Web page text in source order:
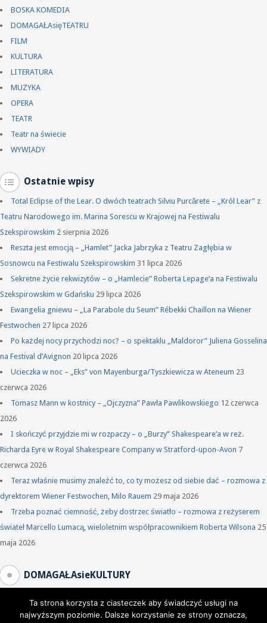
BOSKA KOMEDIA
DOMAGAŁAsięTEATRU
FILM
KULTURA
LITERATURA
MUZYKA
OPERA
TEATR
Teatr na świecie
WYWIADY
Ostatnie wpisy
Total Eclipse of the Lear. O dwóch teatrach Silviu Purcărete – „Król Lear” z
Teatru Narodowego im. Marina Sorescu w Krajowej na Festiwalu
Szekspirowskim 2 sierpnia 2026
Reszta jest emocją – „Hamlet” Jacka Jabrzyka z Teatru Zagłębia w
Sosnowcu na Festiwalu Szekspirowskim 31 lipca 2026
Sekretne życie rekwizytów – o „Hamlecie” Roberta Lepage’a na Festiwalu
Szekspirowskim w Gdańsku 29 lipca 2026
Ewangelia gniewu – „La Parabole du Seum” Rébekki Chaillon na Wiener
Festwochen 27 lipca 2026
Po każdej nocy przychodzi noc? – o spektaklu „Maldoror” Juliena Gosselina
na Festival d’Avignon 20 lipca 2026
Ucieczka w noc – „Eks” von Mayenburga/Tyszkiewicza w Ateneum 23
czerwca 2026
Tomasz Mann w kostnicy – „Ojczyzna” Pawła Pawlikowskiego 12 czerwca
2026
I skończyć przyjdzie mi w rozpaczy – o „Burzy” Shakespeare’a w reż.
Richarda Eyre w Royal Shakespeare Company w Stratford-upon-Avon 7
czerwca 2026
Teraz właśnie musimy znaleźć to, co ty możesz od siebie dać – rozmowa z
dyrektorem Wiener Festwochen, Milo Rauem 29 maja 2026
Trzeba poznać ciemność, żeby dostrzec światło – rozmowa z reżyserem
świateł Marcello Lumacą, wieloletnim współpracownikiem Roberta Wilsona 25
maja 2026
DOMAGAŁAsieKULTURY
Ta strona korzysta z ciasteczek aby świadczyć usługi na
najwyższym poziomie. Dalsze korzystanie ze strony oznacza,